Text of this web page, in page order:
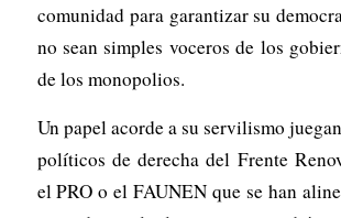
comunidad para garantizar su
no sean simples voceros de los
de los monopolios.
Un papel acorde a su servilismo
políticos de derecha del Frente
el PRO o el FAUNEN que se han